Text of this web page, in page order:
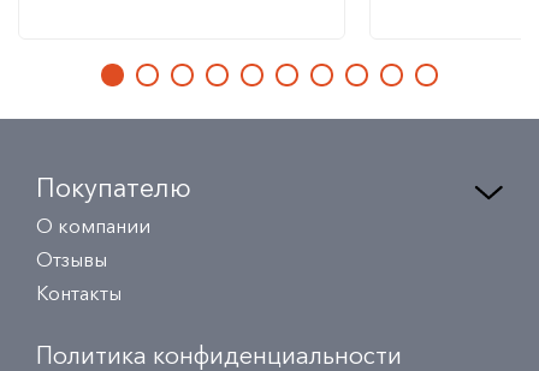
Покупателю
О компании
Отзывы
Контакты
Политика конфиденциальности